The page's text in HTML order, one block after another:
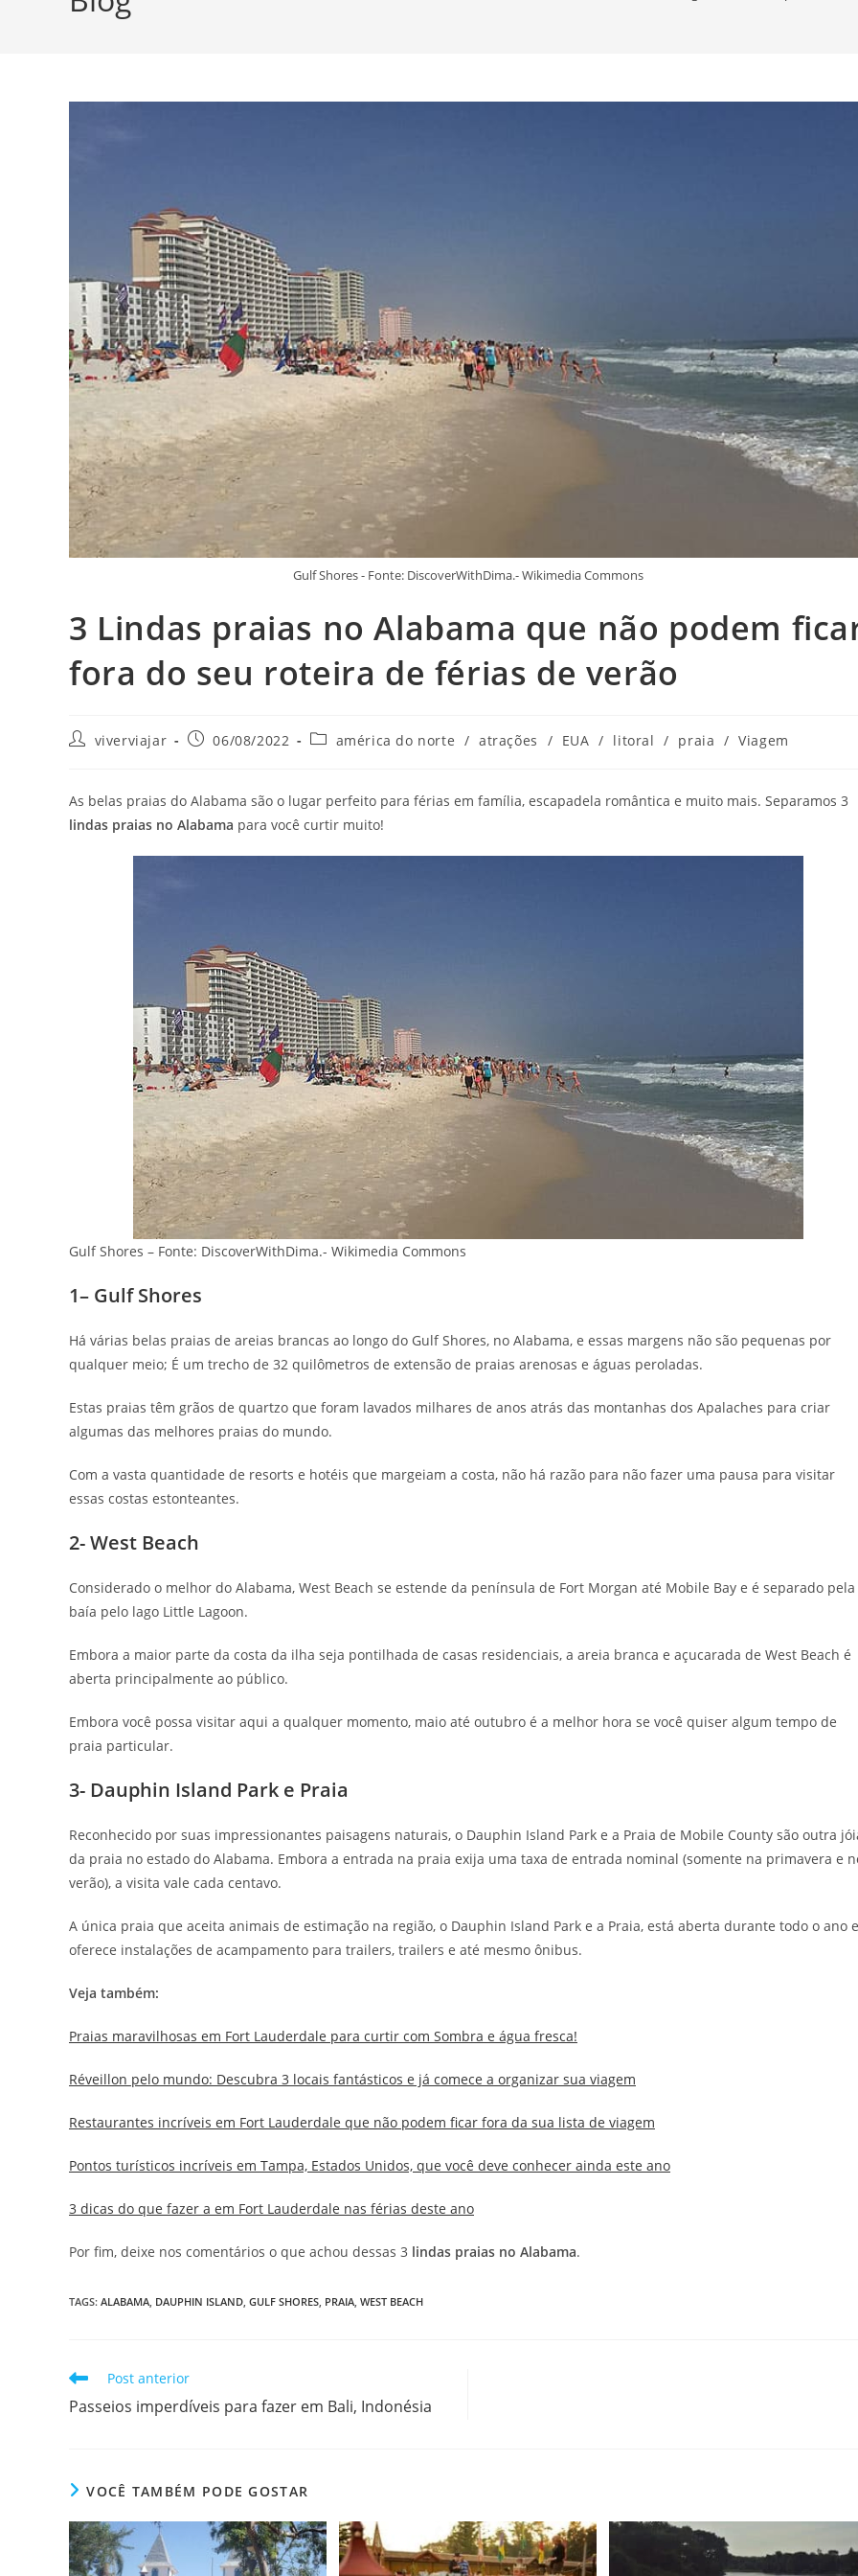
Gulf Shores - Fonte: DiscoverWithDima.- Wikimedia Commons
3 Lindas praias no Alabama que não podem
fora do seu roteira de férias de verão
Autorviverviajar
Post06/08/2022
Categoria
américa do norte / atrações / EUA / litoral / praia / Viagem
As belas praias do Alabama são o lugar perfeito para férias em família, escapadela romântica e muito mais. Separamos 3
lindas praias no Alabama para você curtir muito!
Gulf Shores – Fonte: DiscoverWithDima.- Wikimedia Commons
1– Gulf Shores
Há várias belas praias de areias brancas ao longo do Gulf Shores, no Alabama, e essas margens não são pequenas por
qualquer meio; É um trecho de 32 quilômetros de extensão de praias arenosas e águas peroladas.
Estas praias têm grãos de quartzo que foram lavados milhares de anos atrás das montanhas dos Apalaches para criar
algumas das melhores praias do mundo.
Com a vasta quantidade de resorts e hotéis que margeiam a costa, não há razão para não fazer uma pausa para visitar
essas costas estonteantes.
2- West Beach
Considerado o melhor do Alabama, West Beach se estende da península de Fort Morgan até Mobile Bay e é separado pela
baía pelo lago Little Lagoon.
Embora a maior parte da costa da ilha seja pontilhada de casas residenciais, a areia branca e açucarada de West Beach é
aberta principalmente ao público.
Embora você possa visitar aqui a qualquer momento, maio até outubro é a melhor hora se você quiser algum tempo de
praia particular.
3- Dauphin Island Park e Praia
Reconhecido por suas impressionantes paisagens naturais, o Dauphin Island Park e a Praia de Mobile County são outra
da praia no estado do Alabama. Embora a entrada na praia exija uma taxa de entrada nominal (somente na primavera e
verão), a visita vale cada centavo.
A única praia que aceita animais de estimação na região, o Dauphin Island Park e a Praia, está aberta durante todo o ano e
oferece instalações de acampamento para trailers, trailers e até mesmo ônibus.
Veja também:
Praias maravilhosas em Fort Lauderdale para curtir com Sombra e água fresca!
Réveillon pelo mundo: Descubra 3 locais fantásticos e já comece a organizar sua viagem
Restaurantes incríveis em Fort Lauderdale que não podem ficar fora da sua lista de viagem
Pontos turísticos incríveis em Tampa, Estados Unidos, que você deve conhecer ainda este ano
3 dicas do que fazer a em Fort Lauderdale nas férias deste ano
Por fim, deixe nos comentários o que achou dessas 3 lindas praias no Alabama.
TAGS: ALABAMA DAUPHIN ISLAND GULF SHORES PRAIA WEST BEACH
Leia
artigos
Post anterior
Passeios imperdíveis para fazer em Bali, Indonésia
VOCÊ TAMBÉM PODE GOSTAR